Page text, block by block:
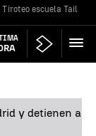
Tiroteo escuela
y detienen a